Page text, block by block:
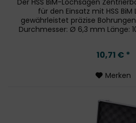
für den Einsatz mit HSS
gewährleistet präzise
Durchmesser: Ø 6,3 mm Länge:
10,71 € *
Merken